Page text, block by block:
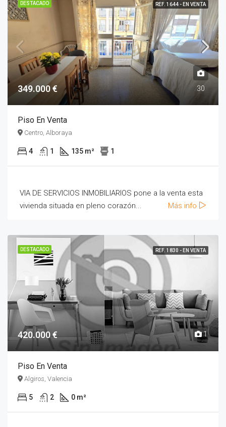
DESTACADO REF. 1644 - EN VENTA
349.000 € 30
Piso En Venta
Centro, Alboraya
4 1 135 m² 1
VIA DE SERVICIOS INMOBILIARIOS pone a la venta esta
vivienda situada en pleno corazón...
Más info
DESTACADO REF. 1830 - EN VENTA
420.000 € 1
Piso En Venta
Algiros, Valencia
5 2 0 m²